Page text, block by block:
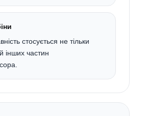
стосується не тільки
інших частин